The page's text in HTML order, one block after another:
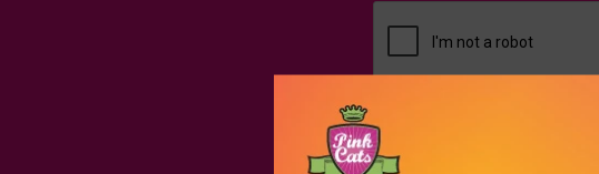
Ao clicar em ASSINAR